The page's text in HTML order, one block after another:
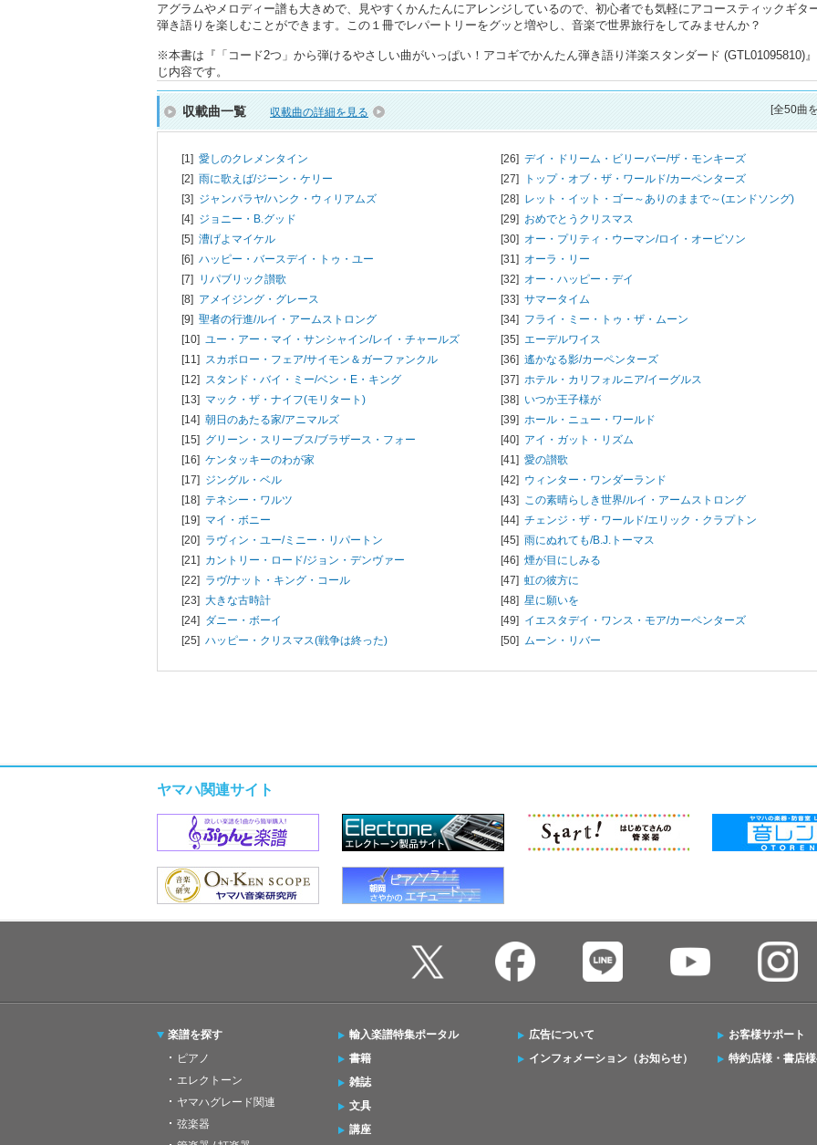
アグラムやメロディー譜も大きめで、見やすくかんたんにアレンジしているので、初心者でも気軽にアコースティックギタ
弾き語りを楽しむことができます。この１冊でレパートリーをグッと増やし、音楽で世界旅行をしてみませんか？
※本書は『「コード2つ」から弾けるやさしい曲がいっぱい！アコギでかんたん弾き語り洋楽スタンダード (GTL01095810)
じ内容です。
収載曲一覧 収載曲の詳細を見る [全50曲
[1] 愛しのクレメンタイン
[2] 雨に歌えば/ジーン・ケリー
[3] ジャンバラヤ/ハンク・ウィリアムズ
[4] ジョニー・B.グッド
[5] 漕げよマイケル
[6] ハッピー・バースデイ・トゥ・ユー
[7] リパブリック讃歌
[8] アメイジング・グレース
[9] 聖者の行進/ルイ・アームストロング
[10] ユー・アー・マイ・サンシャイン/レイ・チャールズ
[11] スカボロー・フェア/サイモン＆ガーファンクル
[12] スタンド・バイ・ミー/ベン・E・キング
[13] マック・ザ・ナイフ(モリタート)
[14] 朝日のあたる家/アニマルズ
[15] グリーン・スリーブス/ブラザース・フォー
[16] ケンタッキーのわが家
[17] ジングル・ベル
[18] テネシー・ワルツ
[19] マイ・ボニー
[20] ラヴィン・ユー/ミニー・リパートン
[21] カントリー・ロード/ジョン・デンヴァー
[22] ラヴ/ナット・キング・コール
[23] 大きな古時計
[24] ダニー・ボーイ
[25] ハッピー・クリスマス(戦争は終った)
[26] デイ・ドリーム・ビリーバー/ザ・モンキーズ
[27]
トップ・オブ・ザ・ワールド/カーペンターズ
[28] レット・イット・ゴー～ありのままで～(エンドソング)
[29] おめでとうクリスマス
[30] オー・プリティ・ウーマン/ロイ・オービソン
[31] オーラ・リー
[32] オー・ハッピー・デイ
[33] サマータイム
[34] フライ・ミー・トゥ・ザ・ムーン
[35] エーデルワイス
[36] 遙かなる影/カーペンターズ
[37] ホテル・カリフォルニア/イーグルス
[38] いつか王子様が
[39] ホール・ニュー・ワールド
[40] アイ・ガット・リズム
[41] 愛の讃歌
[42] ウィンター・ワンダーランド
[43] この素晴らしき世界/ルイ・アームストロング
[44] チェンジ・ザ・ワールド/エリック・クラプトン
[45] 雨にぬれても/B.J.トーマス
[46] 煙が目にしみる
[47] 虹の彼方に
[48] 星に願いを
[49] イエスタデイ・ワンス・モア/カーペンターズ
[50] ムーン・リバー
ヤマハ関連サイト
楽譜を探す
ピアノ
エレクトーン
ヤマハグレード関連
弦楽器
輸入楽譜特集ポータル
書籍
雑誌
文具
講座
広告について
インフォメーション（お知らせ）
お客様サポート
特約店様・書店